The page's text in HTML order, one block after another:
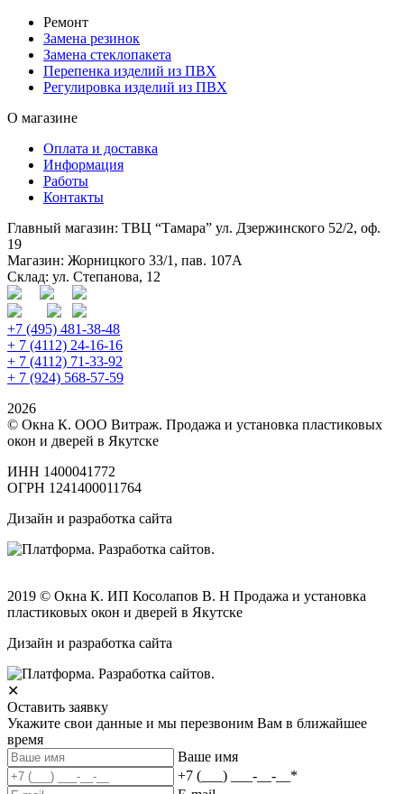
Ремонт
Замена резинок
Замена стеклопакета
Перепенка изделий из ПВХ
Регулировка изделий из ПВХ
О магазине
Оплата и доставка
Информация
Работы
Контакты
Главный магазин: ТВЦ “Тамара” ул. Дзержинского 52/2, оф.
19
Магазин: Жорницкого 33/1, пав. 107А
Склад: ул. Степанова, 12
+7 (495) 481-38-48
+ 7 (4112) 24-16-16
+ 7 (4112) 71-33-92
+ 7 (924) 568-57-59
2026
© Окна К. ООО Витраж. Продажа и установка пластиковых
окон и дверей в Якутске
ИНН 1400041772
ОГРН 1241400011764
Дизайн и разработка сайта
2019 © Окна К. ИП Косолапов В. Н Продажа и установка
пластиковых окон и дверей в Якутске
Дизайн и разработка сайта
✕
Оставить заявку
Укажите свои данные и мы перезвоним Вам в ближайшее
время
Ваше имя
+7 (___) ___-__-__ *